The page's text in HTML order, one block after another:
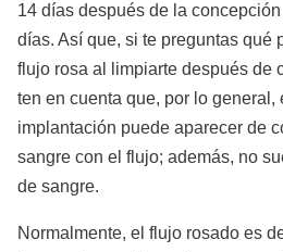
14 días después de la
días. Así que, si te preguntas qué
flujo rosa al limpiarte después de
ten en cuenta que, por lo general,
implantación puede aparecer de
sangre con el flujo; además, no
de sangre.
Normalmente, el flujo rosado es